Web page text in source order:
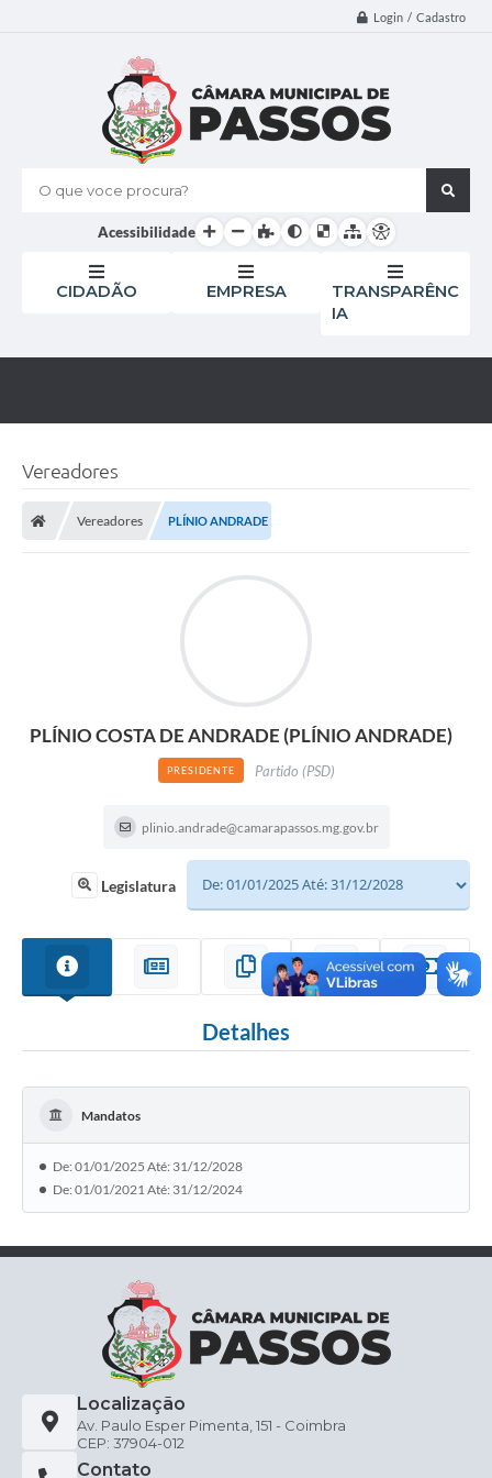
Login / Cadastro
O que voce procura?
Acessibilidade
CIDADÃO EMPRESA
TRANSPARÊNC
IA
Vereadores
Vereadores PLÍNIO ANDRADE
PLÍNIO COSTA DE ANDRADE (PLÍNIO ANDRADE)
PRESIDENTE Partido (PSD)
plinio.andrade@camarapassos.mg.gov.br
Legislatura
Detalhes
Mandatos
De: 01/01/2025 Até: 31/12/2028
De: 01/01/2021 Até: 31/12/2024
Localização
Av. Paulo Esper Pimenta, 151 - Coimbra
CEP: 37904-012
Contato